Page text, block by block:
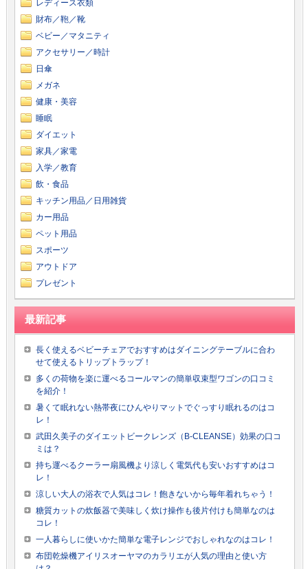
レディース衣類
財布／鞄／靴
ベビー／マタニティ
アクセサリー／時計
日傘
メガネ
健康・美容
睡眠
ダイエット
家具／家電
入学／教育
飲・食品
キッチン用品／日用雑貨
カー用品
ペット用品
スポーツ
アウトドア
プレゼント
最新記事
長く使えるベビーチェアでおすすめはダイニングテーブルに合わ
せて使えるトリップトラップ！
多くの荷物を楽に運べるコールマンの簡単収束型ワゴンの口コミ
を紹介！
暑くて眠れない熱帯夜にひんやりマットでぐっすり眠れるのはコ
レ！
武田久美子のダイエットビークレンズ（B-CLEANSE）効果の口コ
ミは？
持ち運べるクーラー扇風機より涼しく電気代も安いおすすめはコ
レ！
涼しい大人の浴衣で人気はコレ！飽きないから毎年着れちゃう！
糖質カットの炊飯器で美味しく炊け操作も後片付けも簡単なのは
コレ！
一人暮らしに使いかた簡単な電子レンジでおしゃれなのはコレ！
布団乾燥機アイリスオーヤマのカラリエが人気の理由と使い方